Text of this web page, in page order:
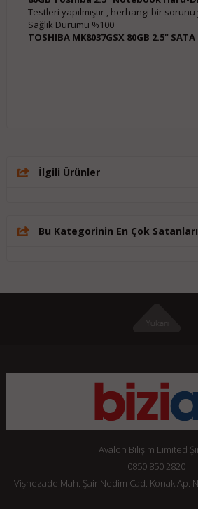
Testleri yapılmıştır , herhangi bir
Sağlık Durumu %100
TOSHIBA MK8037GSX 80GB 2.5"
İlgili Ürünler
Bu Kategorinin En Çok Satanları
Avalon Bilişim Limited
0850 850 2820
Vişnezade Mah. Şair Nedim Cad. Konak Ap.